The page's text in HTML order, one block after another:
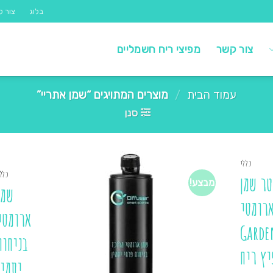
בלוג צור
צור קשר מפיצי ריח חשמליים
עמוד הבית / מוצרים המתויגים “שמן אתריי”
סנן
כללי
שמן
ארומטי
ריח
מבצע!